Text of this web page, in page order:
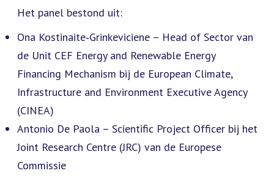
Het panel bestond uit:
Ona Kostinaite‑Grinkeviciene – Head of Sector van
de Unit CEF Energy and Renewable Energy
Financing Mechanism bij de European Climate,
Infrastructure and Environment Executive Agency
(CINEA)
Antonio De Paola – Scientific Project Officer bij het
Joint Research Centre (JRC) van de Europese
Commissie